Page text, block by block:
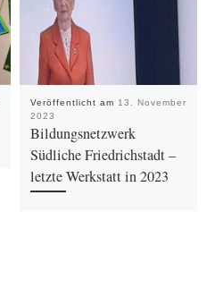
Veröffentlicht am 13. November
2023
Bildungsnetzwerk
Südliche Friedrichstadt –
letzte Werkstatt in 2023